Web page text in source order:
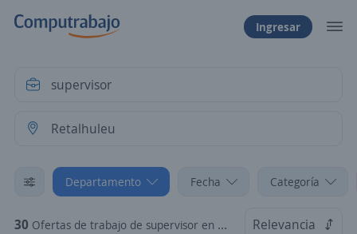
Ingresar
Departamento Fecha Categoría
30 Ofertas de trabajo de supervisor en Retalhuleu Relevancia